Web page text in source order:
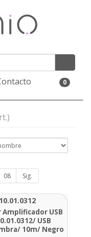
0
08 Sig.
Amplificador USB
USB
10m/ Negro